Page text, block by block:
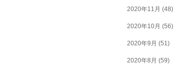
2020年11月 (48)
2020年10月 (56)
2020年9月 (51)
2020年8月 (59)